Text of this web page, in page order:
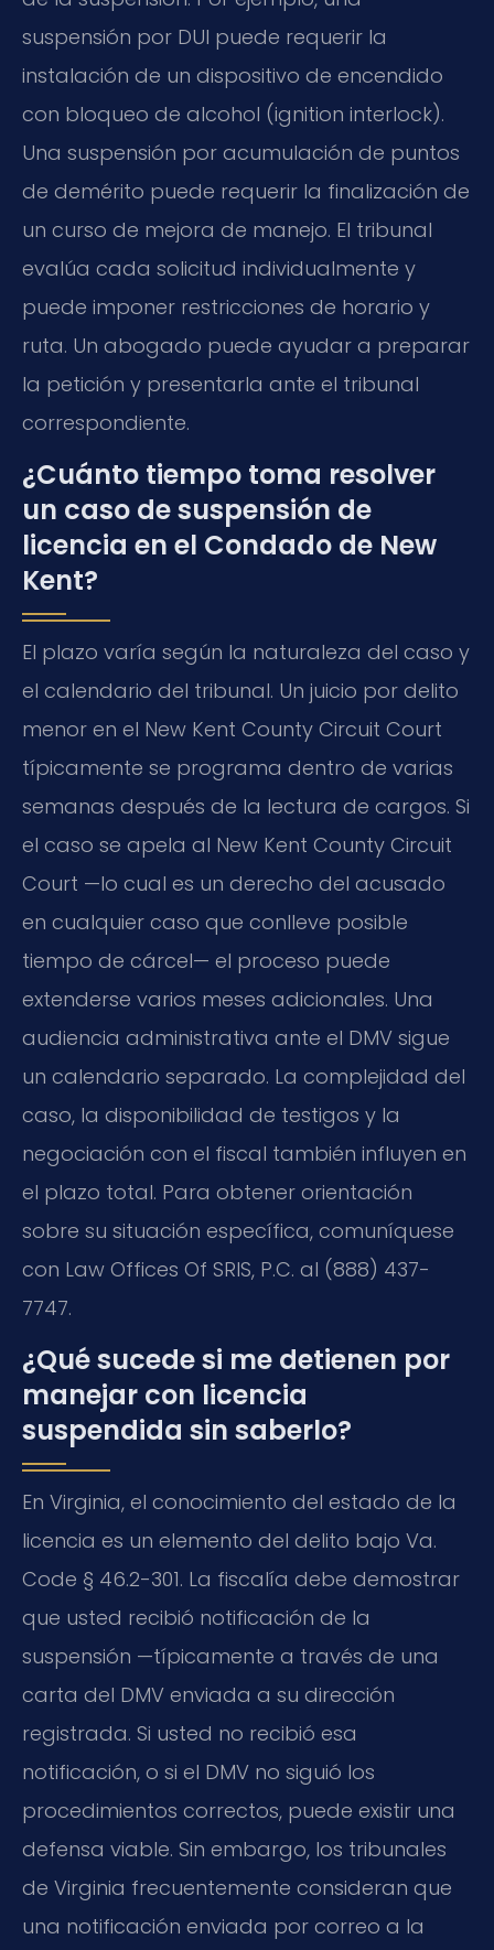
suspensión por DUI puede requerir la
instalación de un dispositivo de encendido
con bloqueo de alcohol (ignition interlock).
Una suspensión por acumulación de puntos
de demérito puede requerir la finalización de
un curso de mejora de manejo. El tribunal
evalúa cada solicitud individualmente y
puede imponer restricciones de horario y
ruta. Un abogado puede ayudar a preparar
la petición y presentarla ante el tribunal
correspondiente.
¿Cuánto tiempo toma resolver
un caso de suspensión de
licencia en el Condado de New
Kent?
El plazo varía según la naturaleza del caso y
el calendario del tribunal. Un juicio por delito
menor en el New Kent County Circuit Court
típicamente se programa dentro de varias
semanas después de la lectura de cargos. Si
el caso se apela al New Kent County Circuit
Court —lo cual es un derecho del acusado
en cualquier caso que conlleve posible
tiempo de cárcel— el proceso puede
extenderse varios meses adicionales. Una
audiencia administrativa ante el DMV sigue
un calendario separado. La complejidad del
caso, la disponibilidad de testigos y la
negociación con el fiscal también influyen en
el plazo total. Para obtener orientación
sobre su situación específica, comuníquese
con Law Offices Of SRIS, P.C. al (888) 437-
7747.
¿Qué sucede si me detienen por
manejar con licencia
suspendida sin saberlo?
En Virginia, el conocimiento del estado de la
licencia es un elemento del delito bajo Va.
Code § 46.2-301. La fiscalía debe demostrar
que usted recibió notificación de la
suspensión —típicamente a través de una
carta del DMV enviada a su dirección
registrada. Si usted no recibió esa
notificación, o si el DMV no siguió los
procedimientos correctos, puede existir una
defensa viable. Sin embargo, los tribunales
de Virginia frecuentemente consideran que
una notificación enviada por correo a la